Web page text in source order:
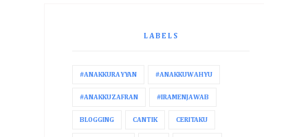
LABELS
#ANAKKURAYYAN #ANAKKUWAHYU
#ANAKKUZAFRAN #IRAMENJAWAB
BLOGGING CANTIK CERITAKU